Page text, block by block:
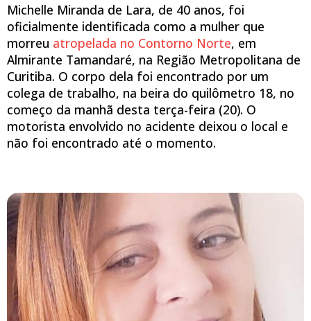
Michelle Miranda de Lara, de 40 anos, foi
oficialmente identificada como a mulher que
morreu atropelada no Contorno Norte, em
Almirante Tamandaré, na Região Metropolitana de
Curitiba. O corpo dela foi encontrado por um
colega de trabalho, na beira do quilômetro 18, no
começo da manhã desta terça-feira (20). O
motorista envolvido no acidente deixou o local e
não foi encontrado até o momento.